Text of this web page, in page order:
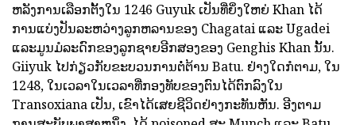
ຫລັງການເລືອກຕັ້ງໃນ 1246 Guyuk ເປັນທີ່ຍິ່ງໃຫຍ່ Khan ໄດ້
ການແບ່ງປັນລະຫວ່າງລູກຫລານຂອງ Chagatai ແລະ Ugadei
ແລະມູນມໍລະດົກຂອງລູກຊາຍອີກສອງຂອງ Genghis Khan ນັ້ນ.
Giiyuk ໄປກ່ຽວກັບຂະບວນການຕໍ່ຕ້ານ Batu. ຢ່າງໃດກໍຕາມ, ໃນ
1248, ໃນເວລາໃນເວລາທີ່ກອງທັບຂອງຕົນໄດ້ຕົກລົງໃນ
Transoxiana ເປັນ, ເຂົາໄດ້ເສຍຊີວິດຢ່າງກະທັນຫັນ. ອີງຕາມ